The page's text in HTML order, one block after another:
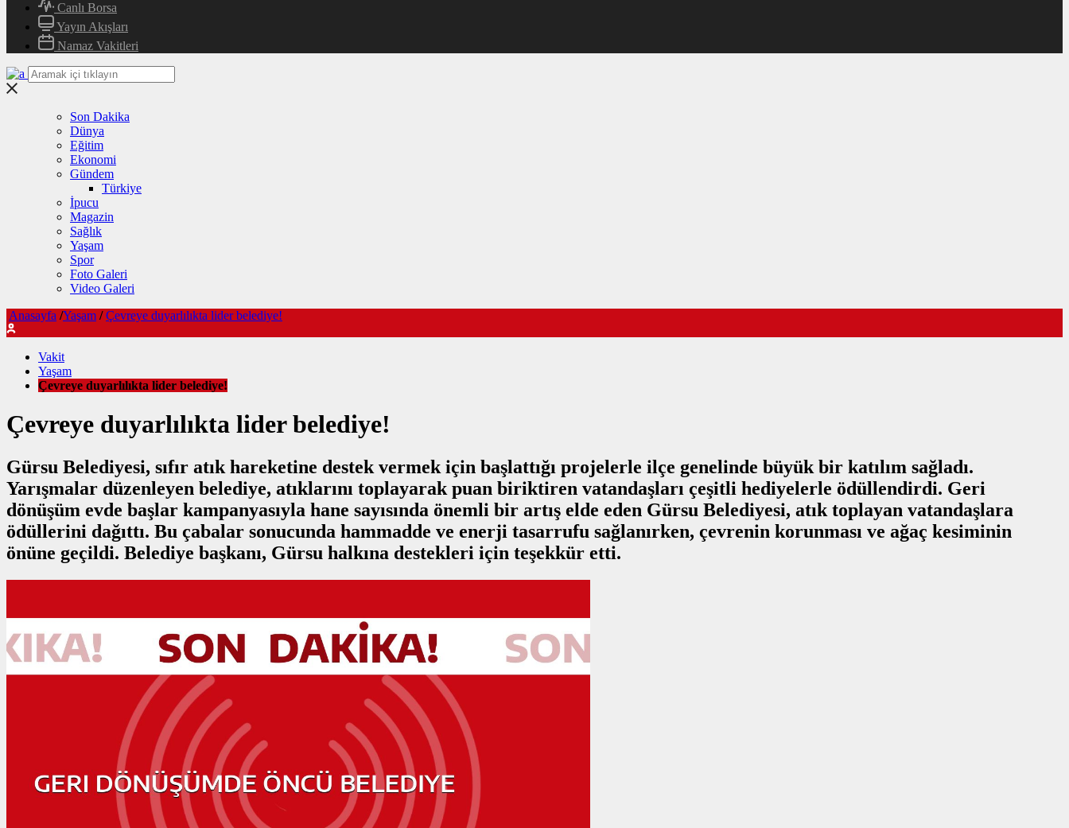
Canlı Borsa
Yayın Akışları
Namaz Vakitleri
Son Dakika
Dünya
Eğitim
Ekonomi
Gündem
Türkiye
İpucu
Magazin
Sağlık
Yaşam
Spor
Foto Galeri
Video Galeri
Anasayfa /Yaşam / Çevreye duyarlılıkta lider belediye!
Vakit
Yaşam
Çevreye duyarlılıkta lider belediye!
Çevreye duyarlılıkta lider belediye!
Gürsu Belediyesi, sıfır atık hareketine destek vermek için başlattığı projelerle ilçe genelinde büyük bir katılım sağladı.
Yarışmalar düzenleyen belediye, atıklarını toplayarak puan biriktiren vatandaşları çeşitli hediyelerle ödüllendirdi. Geri
dönüşüm evde başlar kampanyasıyla hane sayısında önemli bir artış elde eden Gürsu Belediyesi, atık toplayan vatandaşlara
ödüllerini dağıttı. Bu çabalar sonucunda hammadde ve enerji tasarrufu sağlanırken, çevrenin korunması ve ağaç kesiminin
önüne geçildi. Belediye başkanı, Gürsu halkına destekleri için teşekkür etti.